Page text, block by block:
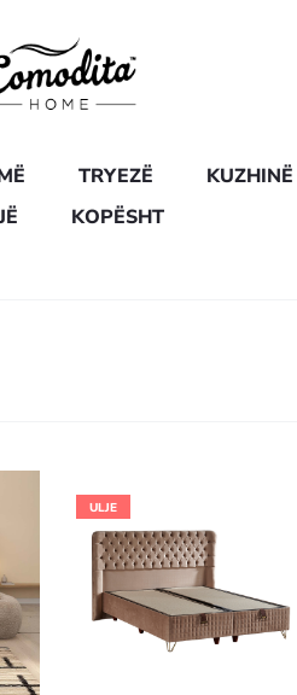
TRYEZË KUZHINË
KOPËSHT
ULJE